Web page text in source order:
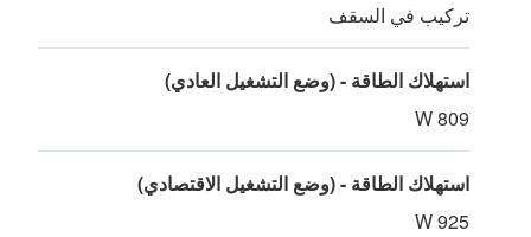
تركيب في السقف
استهلاك الطاقة - (وضع التشغيل العادي)
809 W
استهلاك الطاقة - (وضع التشغيل الاقتصادي)
925 W